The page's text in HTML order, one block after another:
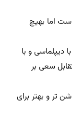
اما بهیچ
دیپلماسی و با
سعی بر
تر و بهتر برای